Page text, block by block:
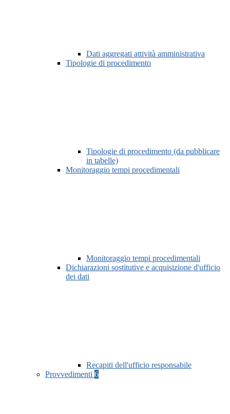
Dati aggregati attività amministrativa
Tipologie di procedimento
Tipologie di procedimento (da pubblicare
in tabelle)
Monitoraggio tempi procedimentali
Monitoraggio tempi procedimentali
Dichiarazioni sostitutive e acquisizione d'ufficio
dei dati
Recapiti dell'ufficio responsabile
Provvedimenti 6